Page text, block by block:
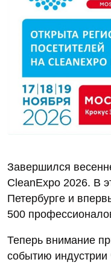
Завершился
CleanExpo 2026. В
Петербурге и
500
Теперь внимание
событию индустрии